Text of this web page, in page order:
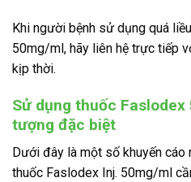
Khi người bệnh sử dụng quá
50mg/ml, hãy liên hệ trực tiếp
kịp thời.
Sử dụng thuốc
tượng đặc biệt
Dưới đây là một số khuyến
thuốc Faslodex Inj. 50mg/ml